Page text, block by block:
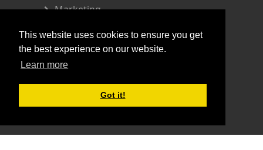
This website uses cookies to ensure you get
the best experience on our website.
Learn more
Got it!
Marketing
Pratite nas